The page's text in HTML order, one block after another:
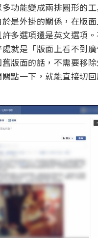
功能變成兩排圓形的
是外掛的關係，在版
多選項還是英文選項
就是「版面上看不到
版面的話，不需要移
點一下，就能直接切